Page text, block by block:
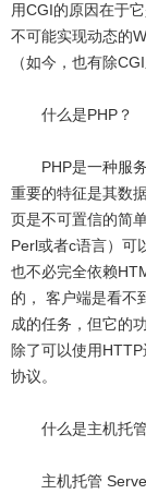
用CGI的原因在于
不可能实现动态的
（如今，也有除
什么是PHP？
PHP是一种服务
重要的特征是其数
页是不可置信的简
Perl或者c语言）可
也不必完全依赖
的， 客户端是看不
成的任务，但它的
除了可以使用
协议。
什么是主机托管
主机托管 Server